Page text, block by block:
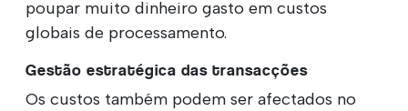
poupar muito dinheiro gasto em custos
globais de processamento.
Gestão estratégica das transacções
Os custos também podem ser afectados no